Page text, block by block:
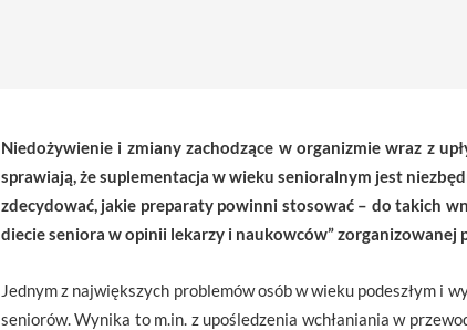
Niedożywienie i zmiany zachodzące w organizmie wraz z
sprawiają, że suplementacja w wieku senioralnym jest
zdecydować, jakie preparaty powinni stosować – do takich
diecie seniora w opinii lekarzy i naukowców” zorganizowanej
Jednym z największych problemów osób w wieku podeszłym i
seniorów. Wynika to m.in. z upośledzenia wchłaniania w